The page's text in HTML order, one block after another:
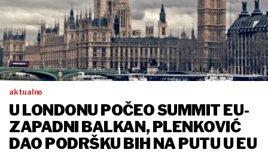
aktualno
U LONDONU POČEO SUMMIT EU-
ZAPADNI BALKAN, PLENKOVIĆ
DAO PODRŠKU BIH NA PUTU U EU